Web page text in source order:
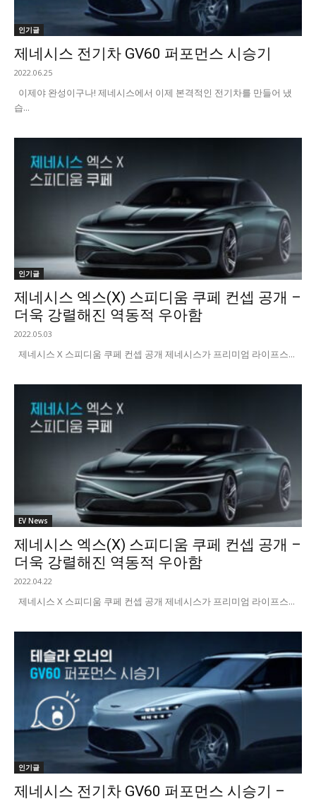
인기글
제네시스 전기차 GV60 퍼포먼스 시승기
2022.06.25
이제야 완성이구나! 제네시스에서 이제 본격적인 전기차를 만들어 냈
습...
인기글
제네시스 엑스(X) 스피디움 쿠페 컨셉 공개 –
더욱 강렬해진 역동적 우아함
2022.05.03
제네시스 X 스피디움 쿠페 컨셉 공개 제네시스가 프리미엄 라이프스...
EV News
제네시스 엑스(X) 스피디움 쿠페 컨셉 공개 –
더욱 강렬해진 역동적 우아함
2022.04.22
제네시스 X 스피디움 쿠페 컨셉 공개 제네시스가 프리미엄 라이프스...
인기글
제네시스 전기차 GV60 퍼포먼스 시승기 –